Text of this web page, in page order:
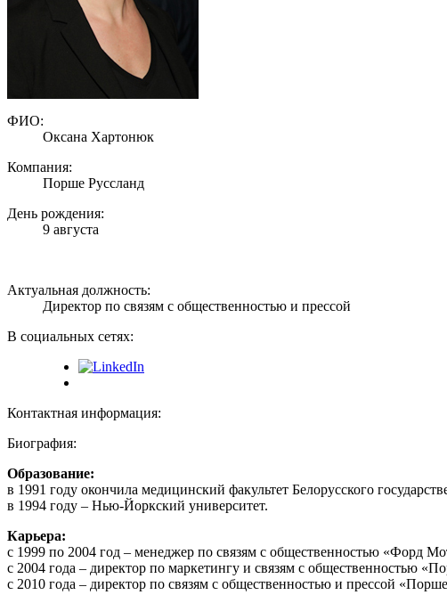
ФИО:
Оксана Хартонюк
Компания:
Порше Руссланд
День рождения:
9 августа
Актуальная должность:
Директор по связям с общественностью и прессой
В социальных сетях:
Контактная информация:
Биография:
Образование:
в 1991 году окончила медицинский факультет Белорусского
в 1994 году – Нью-Йоркский университет.
Карьера:
с 1999 по 2004 год – менеджер по связям с общественностью «Форд
с 2004 года – директор по маркетингу и связям с общественностью
с 2010 года – директор по связям с общественностью и прессой